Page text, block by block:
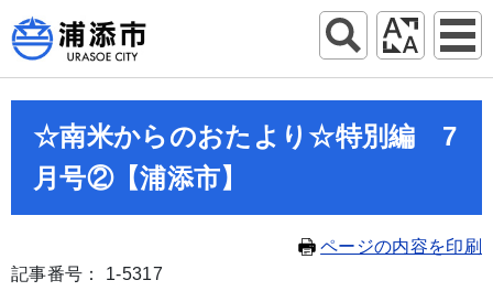
☆南米からのおたより☆特別編 7
月号②【浦添市】
ページの内容を印刷
記事番号： 1-5317